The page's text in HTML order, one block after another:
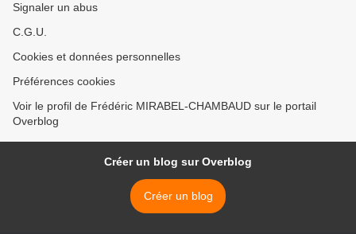
Signaler un abus
C.G.U.
Cookies et données personnelles
Préférences cookies
Voir le profil de Frédéric MIRABEL-CHAMBAUD sur le portail
Overblog
Créer un blog sur Overblog
Créer un blog